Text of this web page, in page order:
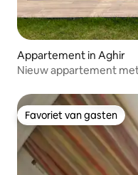
Appartement in Aghir
Nieuw appartement
Favoriet van gasten
Favoriet van gasten